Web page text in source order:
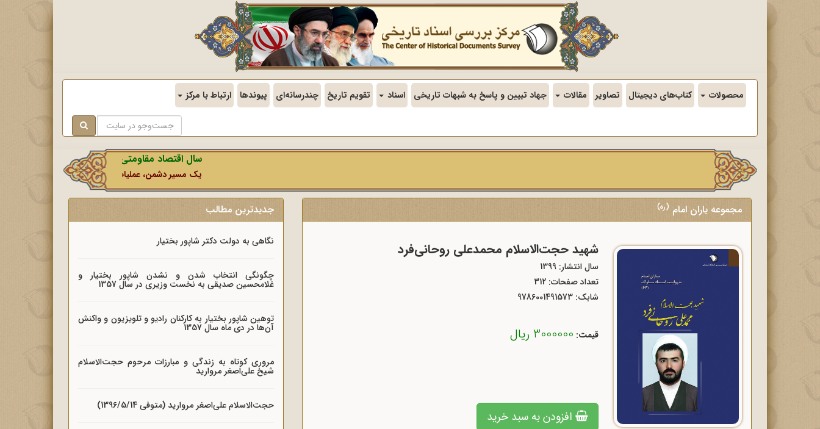
محصولات کتاب‌های دیجیتال تصاویر مقالات جهاد تبیین و پاسخ به شبهات تاریخی اسناد تقویم تاریخ چندرسانه‌ای پیوندها ارتباط با مرکز
سال اقتصاد مقاومتی در سایه وحدت ملی و امنیت
یک مسیر دشمن، عملیات رسانه‌ای او است که در این
مجموعه یاران امام (ره)
شهید حجت‌الاسلام محمدعلی روحانی‌فرد
سال انتشار: 1399
تعداد صفحات: 312
شابک: 9786001491573
قیمت: 3000000 ریال
افزودن به سبد خرید
جدیدترین مطالب
نگاهی به دولت دکتر شاپور بختیار
چگونگی انتخاب شدن و نشدن شاپور بختیار و
غلامحسین صدیقی به نخست وزیری در سال 1357
توهین شاپور بختیار به کارکنان رادیو و تلویزیون و واکنش
آن‌ها در دی ماه سال 1357
مروری کوتاه به زندگی و مبارزات مرحوم حجت‌الاسلام
شیخ علی‌اصغر مروارید
حجت‌الاسلام علی‌اصغر مروارید (متوفی 1396/5/14)